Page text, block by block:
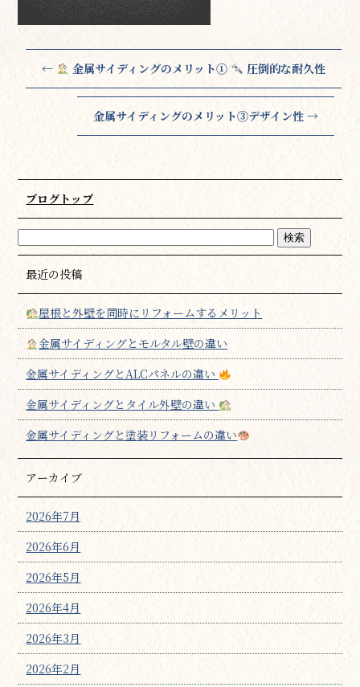
← 金属サイディングのメリット① 圧倒的な耐久性
金属サイディングのメリット③デザイン性 →
ブログトップ
最近の投稿
屋根と外壁を同時にリフォームするメリット
金属サイディングとモルタル壁の違い
金属サイディングとALCパネルの違い
金属サイディングとタイル外壁の違い
金属サイディングと塗装リフォームの違い
アーカイブ
2026年7月
2026年6月
2026年5月
2026年4月
2026年3月
2026年2月